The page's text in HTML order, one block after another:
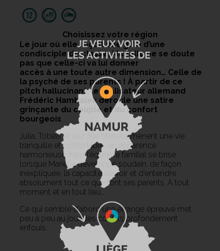
Le jour où elle reçoit une gifle d’une
condisciple de classe, Marielle ne se doute
pas que celle-ci va lui donner
accès à une toute autre dimension… Celle de
la psyché de ses parents ! À partir de ce
pitch hallucinant, le réalisateur allemand
Frédéric Hambalek déroule une satire
grinçante du couple et du confort
bourgeois
Julia, Tobias et leur fille Marielle mènent une vie
tranquille et confortable, en apparence
harmonieuse. Mais l’équilibre familial se brise
lorsque Marielle développe soudain, de façon
inexpliquée, la capacité de voir et d’entendre
absolument tout ce que font ses parents. À tout
moment et en tout lieu…
Ce qui semble d’abord une étrange épreuve met
peu à peu au jour des conflits profondément
enfouis.
Choisissez votre région